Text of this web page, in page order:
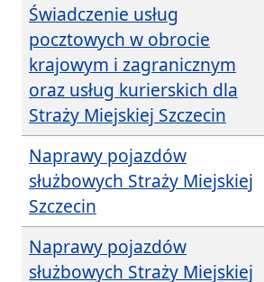
Świadczenie usług
pocztowych w obrocie
krajowym i zagranicznym
oraz usług kurierskich dla
Straży Miejskiej Szczecin
Naprawy pojazdów
służbowych Straży Miejskiej
Szczecin
Naprawy pojazdów
służbowych Straży Miejskiej